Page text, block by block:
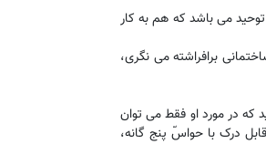
توحید می باشد که هم به کار
برافراشته می نگری،
در مورد او فقط می توان
درک با حواسّ پنج گانه،